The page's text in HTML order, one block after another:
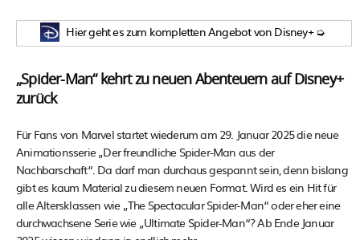
Hier geht es zum kompletten Angebot von Disney+ ➭
„Spider-Man“ kehrt zu neuen Abenteuern auf Disney+
zurück
Für Fans von Marvel startet wiederum am 29. Januar 2025 die neue
Animationsserie „Der freundliche Spider-Man aus der
Nachbarschaft“. Da darf man durchaus gespannt sein, denn bislang
gibt es kaum Material zu diesem neuen Format. Wird es ein Hit für
alle Altersklassen wie „The Spectacular Spider-Man“ oder eher eine
durchwachsene Serie wie „Ultimate Spider-Man“? Ab Ende Januar